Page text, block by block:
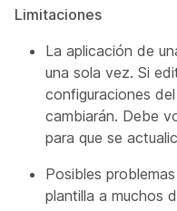
Limitaciones
La aplicación de
una sola vez. Si
configuraciones
cambiarán. Debe
para que se
Posibles
plantilla a muchos